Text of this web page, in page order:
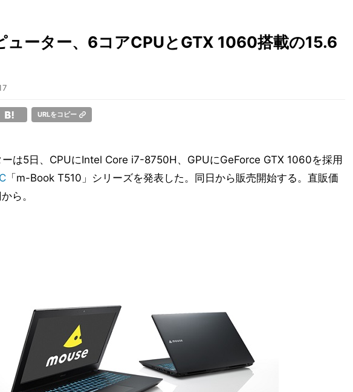
ューター、6コアCPUとGTX 1060搭載の15.6
URLをコピー
ーは5日、CPUにIntel Core i7-8750H、GPUにGeForce GTX 1060を採用
「m-Book T510」シリーズを発表した。同日から販売開始する。直販価
ら。